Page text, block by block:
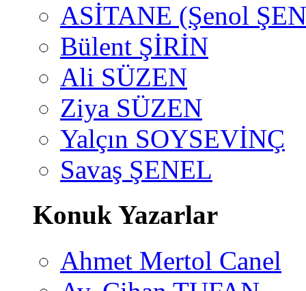
ASİTANE (Şenol
Bülent ŞİRİN
Ali SÜZEN
Ziya SÜZEN
Yalçın SOYSEVİNÇ
Savaş ŞENEL
Konuk Yazarlar
Ahmet Mertol Canel